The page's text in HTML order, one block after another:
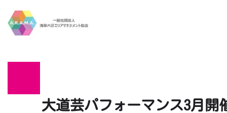
大道芸パフォーマンス3月開